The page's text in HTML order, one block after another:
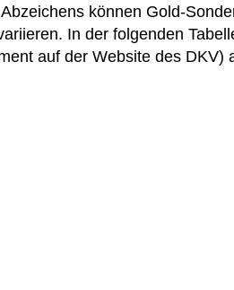
können Gold-
In der folgenden
auf der Website des DKV)